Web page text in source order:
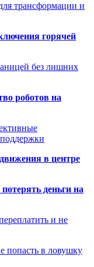
трансформации и
горячей
без лишних
роботов на
в центре
деньги на
и не
попасть в ловушку